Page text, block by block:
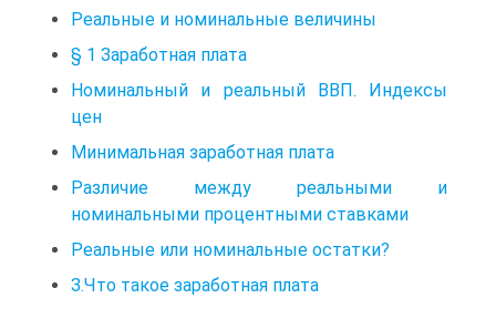
Реальные и номинальные величины
§ 1 Заработная плата
Номинальный и реальный ВВП. Индексы
цен
Минимальная заработная плата
Различие между реальными и
номинальными процентными ставками
Реальные или номинальные остатки?
З.Что такое заработная плата